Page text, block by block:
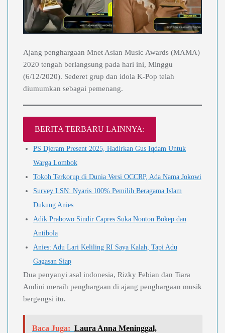
Ajang penghargaan Mnet Asian Music Awards (MAMA)
2020 tengah berlangsung pada hari ini, Minggu
(6/12/2020). Sederet grup dan idola K-Pop telah
diumumkan sebagai pemenang.
BERITA TERBARU LAINNYA:
PS Djeram Present 2025, Hadirkan Gus Iqdam Untuk
Warga Lombok
Tokoh Terkorup di Dunia Versi OCCRP, Ada Nama Jokowi
Survey LSN: Nyaris 100% Pemilih Beragama Islam
Dukung Anies
Adik Prabowo Sindir Capres Suka Nonton Bokep dan
Antibola
Anies: Adu Lari Keliling RI Saya Kalah, Tapi Adu
Gagasan Siap
Dua penyanyi asal indonesia, Rizky Febian dan Tiara
Andini meraih penghargaan di ajang penghargaan musik
bergengsi itu.
Baca Juga: Laura Anna Meninggal,